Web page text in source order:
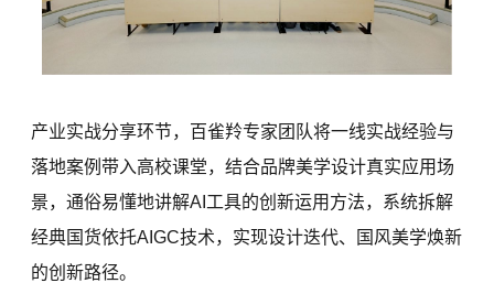
产业实战分享环节，百雀羚专家团队将一线实战经验与
落地案例带入高校课堂，结合品牌美学设计真实应用场
景，通俗易懂地讲解AI工具的创新运用方法，系统拆解
经典国货依托AIGC技术，实现设计迭代、国风美学焕新
的创新路径。